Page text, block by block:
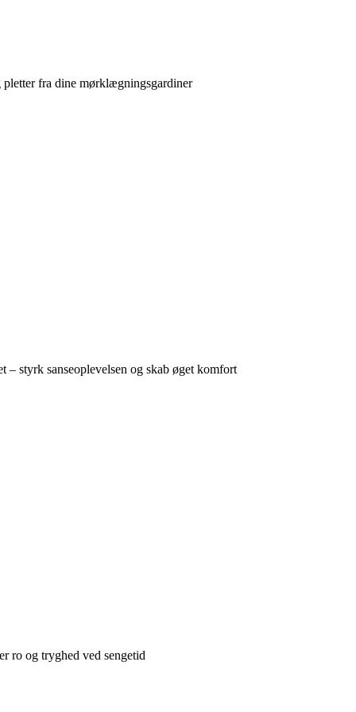
fra dine mørklægningsgardiner
– styrk sanseoplevelsen og skab øget komfort
ro og tryghed ved sengetid